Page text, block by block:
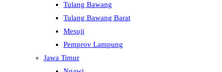
Tulang Bawang
Tulang Bawang Barat
Mesuji
Pemprov Lampung
Jawa Timur